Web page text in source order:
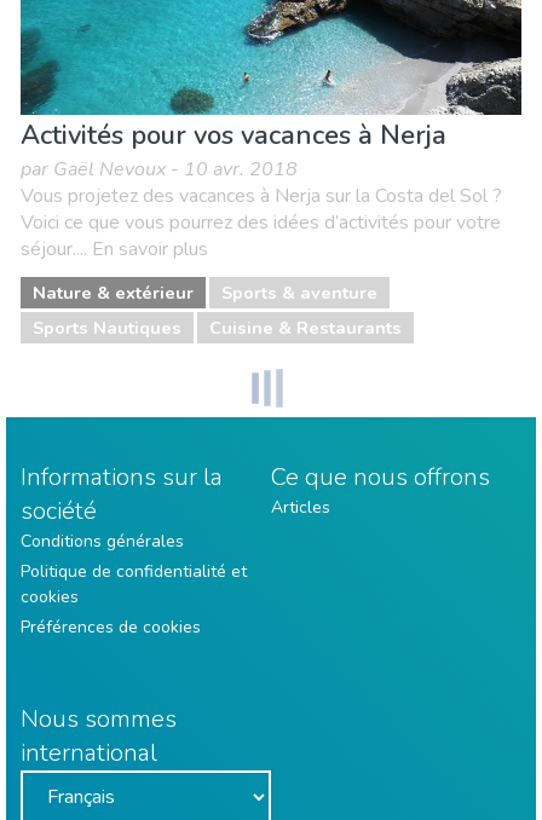
Activités pour vos vacances à Nerja
par Gaël Nevoux - 10 avr. 2018
Vous projetez des vacances à Nerja sur la Costa del Sol ?
Voici ce que vous pourrez des idées d’activités pour votre
séjour.... En savoir plus
Nature & extérieur
Sports & aventure
Sports Nautiques
Cuisine & Restaurants
Informations sur la
société
Conditions générales
Politique de confidentialité et
cookies
Préférences de cookies
Ce que nous offrons
Articles
Nous sommes
international